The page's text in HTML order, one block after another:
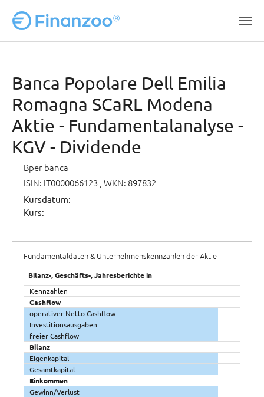
Banca Popolare Dell Emilia
Romagna SCaRL Modena
Aktie - Fundamentalanalyse -
KGV - Dividende
Bper banca
ISIN: IT0000066123 , WKN: 897832
Kursdatum:
Kurs:
Fundamentaldaten & Unternehmenskennzahlen der Aktie
Bilanz-, Geschäfts-, Jahresberichte in
Kennzahlen
Cashflow
operativer Netto Cashflow
Investitionsausgaben
freier Cashflow
Bilanz
Eigenkapital
Gesamtkapital
Einkommen
Gewinn/Verlust